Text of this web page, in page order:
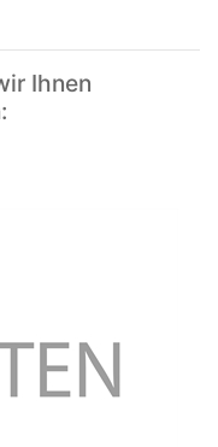
Ihnen